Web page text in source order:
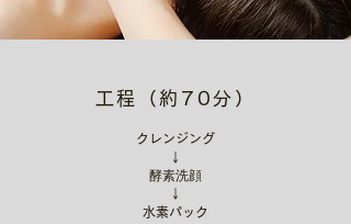
工程（約70分）
クレンジング
↓
酵素洗顔
↓
水素パック